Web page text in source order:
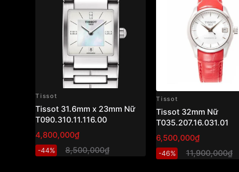
Tissot
Tissot 31.6mm x 23mm Nữ
T090.310.11.116.00
4,800,000₫
-44% 8,500,000₫
Tissot
Tissot 32mm Nữ
T035.207.16.031.01
6,500,000₫
-46% 11,900,000₫